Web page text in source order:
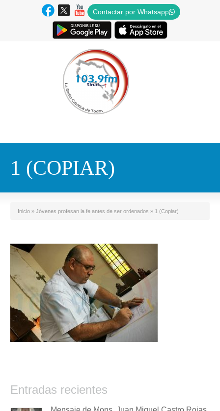
Contactar por Whatsapp
1 (COPIAR)
Inicio » Jóvenes profesan la fe antes de ser ordenados » 1 (Copiar)
Entradas recientes